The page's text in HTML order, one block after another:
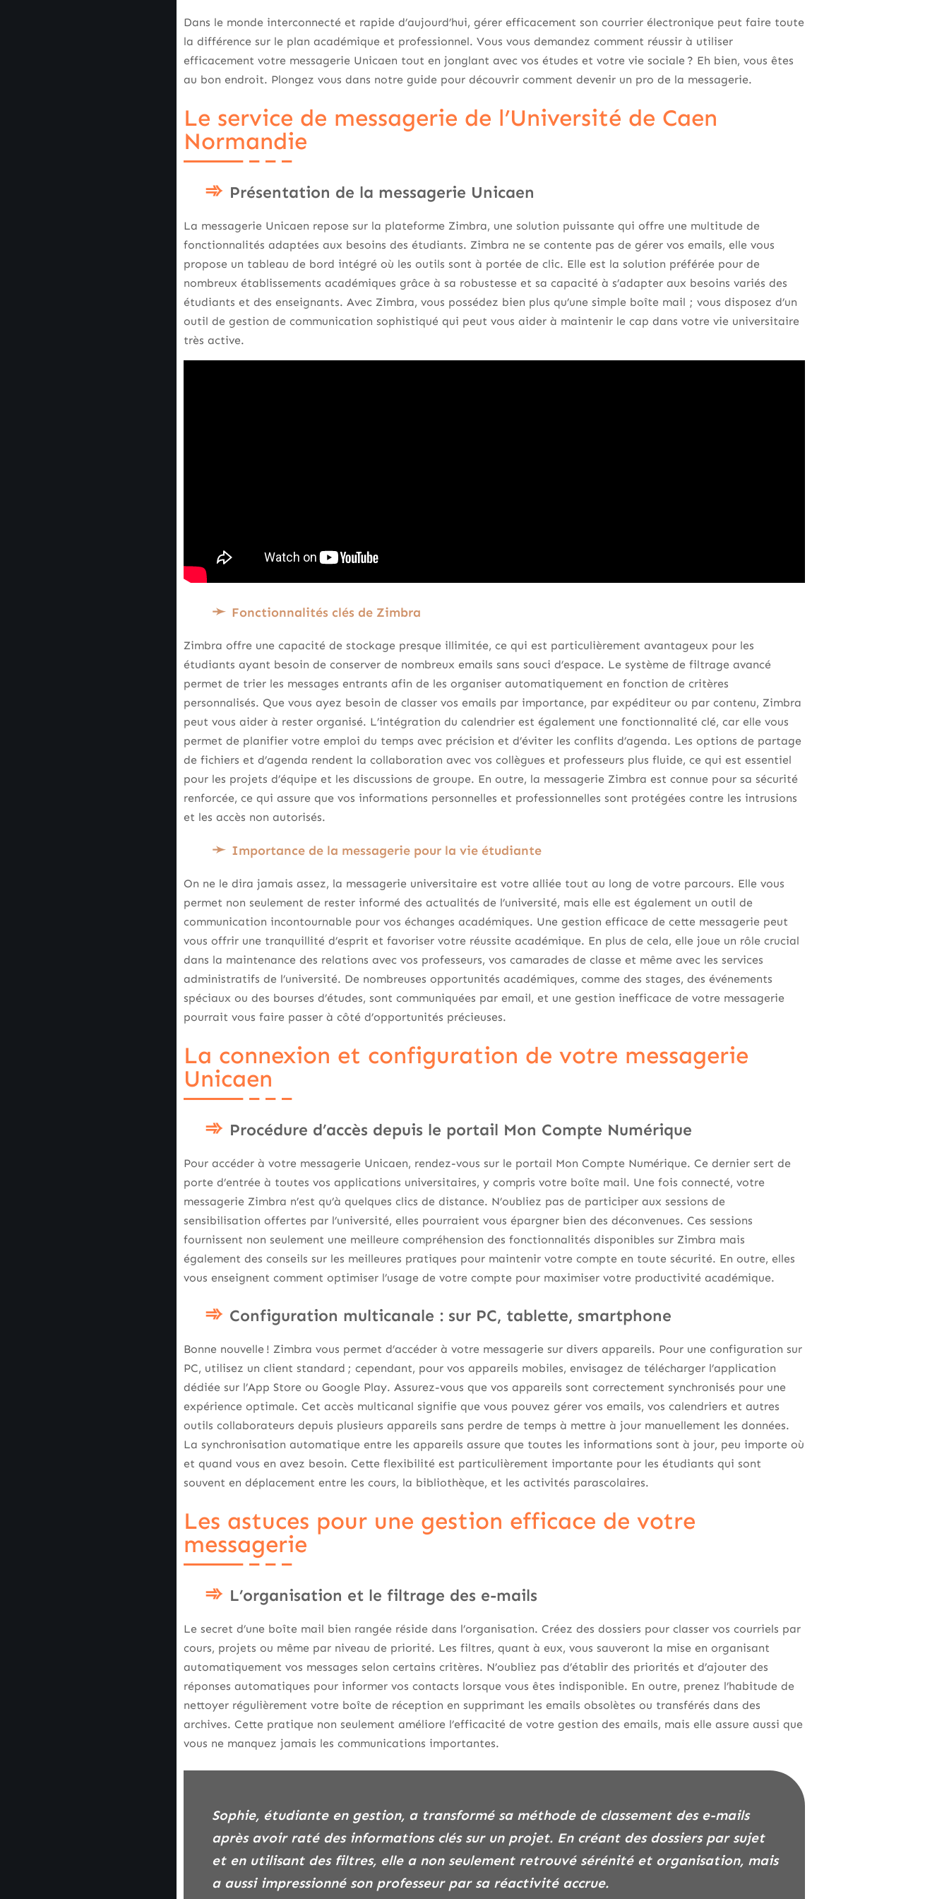
Dans le monde interconnecté et rapide d’aujourd’hui, gérer efficacement son courrier électronique peut faire toute
la différence sur le plan académique et professionnel. Vous vous demandez comment réussir à utiliser
efficacement votre messagerie Unicaen tout en jonglant avec vos études et votre vie sociale ? Eh bien, vous êtes
au bon endroit. Plongez vous dans notre guide pour découvrir comment devenir un pro de la messagerie.
Le service de messagerie de l’Université de Caen
Normandie
Présentation de la messagerie Unicaen
La messagerie Unicaen repose sur la plateforme Zimbra, une solution puissante qui offre une multitude de
fonctionnalités adaptées aux besoins des étudiants. Zimbra ne se contente pas de gérer vos emails, elle vous
propose un tableau de bord intégré où les outils sont à portée de clic. Elle est la solution préférée pour de
nombreux établissements académiques grâce à sa robustesse et sa capacité à s’adapter aux besoins variés des
étudiants et des enseignants. Avec Zimbra, vous possédez bien plus qu’une simple boîte mail ; vous disposez d’un
outil de gestion de communication sophistiqué qui peut vous aider à maintenir le cap dans votre vie universitaire
très active.
Fonctionnalités clés de Zimbra
Zimbra offre une capacité de stockage presque illimitée, ce qui est particulièrement avantageux pour les
étudiants ayant besoin de conserver de nombreux emails sans souci d’espace. Le système de filtrage avancé
permet de trier les messages entrants afin de les organiser automatiquement en fonction de critères
personnalisés. Que vous ayez besoin de classer vos emails par importance, par expéditeur ou par contenu, Zimbra
peut vous aider à rester organisé. L’intégration du calendrier est également une fonctionnalité clé, car elle vous
permet de planifier votre emploi du temps avec précision et d’éviter les conflits d’agenda. Les options de partage
de fichiers et d’agenda rendent la collaboration avec vos collègues et professeurs plus fluide, ce qui est essentiel
pour les projets d’équipe et les discussions de groupe. En outre, la messagerie Zimbra est connue pour sa sécurité
renforcée, ce qui assure que vos informations personnelles et professionnelles sont protégées contre les intrusions
et les accès non autorisés.
Importance de la messagerie pour la vie étudiante
On ne le dira jamais assez, la messagerie universitaire est votre alliée tout au long de votre parcours. Elle vous
permet non seulement de rester informé des actualités de l’université, mais elle est également un outil de
communication incontournable pour vos échanges académiques. Une gestion efficace de cette messagerie peut
vous offrir une tranquillité d’esprit et favoriser votre réussite académique. En plus de cela, elle joue un rôle crucial
dans la maintenance des relations avec vos professeurs, vos camarades de classe et même avec les services
administratifs de l’université. De nombreuses opportunités académiques, comme des stages, des événements
spéciaux ou des bourses d’études, sont communiquées par email, et une gestion inefficace de votre messagerie
pourrait vous faire passer à côté d’opportunités précieuses.
La connexion et configuration de votre messagerie
Unicaen
Procédure d’accès depuis le portail Mon Compte Numérique
Pour accéder à votre messagerie Unicaen, rendez-vous sur le portail Mon Compte Numérique. Ce dernier sert de
porte d’entrée à toutes vos applications universitaires, y compris votre boîte mail. Une fois connecté, votre
messagerie Zimbra n’est qu’à quelques clics de distance. N’oubliez pas de participer aux sessions de
sensibilisation offertes par l’université, elles pourraient vous épargner bien des déconvenues. Ces sessions
fournissent non seulement une meilleure compréhension des fonctionnalités disponibles sur Zimbra mais
également des conseils sur les meilleures pratiques pour maintenir votre compte en toute sécurité. En outre, elles
vous enseignent comment optimiser l’usage de votre compte pour maximiser votre productivité académique.
Configuration multicanale : sur PC, tablette, smartphone
Bonne nouvelle ! Zimbra vous permet d’accéder à votre messagerie sur divers appareils. Pour une configuration sur
PC, utilisez un client standard ; cependant, pour vos appareils mobiles, envisagez de télécharger l’application
dédiée sur l’App Store ou Google Play. Assurez-vous que vos appareils sont correctement synchronisés pour une
expérience optimale. Cet accès multicanal signifie que vous pouvez gérer vos emails, vos calendriers et autres
outils collaborateurs depuis plusieurs appareils sans perdre de temps à mettre à jour manuellement les données.
La synchronisation automatique entre les appareils assure que toutes les informations sont à jour, peu importe où
et quand vous en avez besoin. Cette flexibilité est particulièrement importante pour les étudiants qui sont
souvent en déplacement entre les cours, la bibliothèque, et les activités parascolaires.
Les astuces pour une gestion efficace de votre
messagerie
L’organisation et le filtrage des e-mails
Le secret d’une boîte mail bien rangée réside dans l’organisation. Créez des dossiers pour classer vos courriels par
cours, projets ou même par niveau de priorité. Les filtres, quant à eux, vous sauveront la mise en organisant
automatiquement vos messages selon certains critères. N’oubliez pas d’établir des priorités et d’ajouter des
réponses automatiques pour informer vos contacts lorsque vous êtes indisponible. En outre, prenez l’habitude de
nettoyer régulièrement votre boîte de réception en supprimant les emails obsolètes ou transférés dans des
archives. Cette pratique non seulement améliore l’efficacité de votre gestion des emails, mais elle assure aussi que
vous ne manquez jamais les communications importantes.
Sophie, étudiante en gestion, a transformé sa méthode de classement des e-mails
après avoir raté des informations clés sur un projet. En créant des dossiers par sujet
et en utilisant des filtres, elle a non seulement retrouvé sérénité et organisation, mais
a aussi impressionné son professeur par sa réactivité accrue.